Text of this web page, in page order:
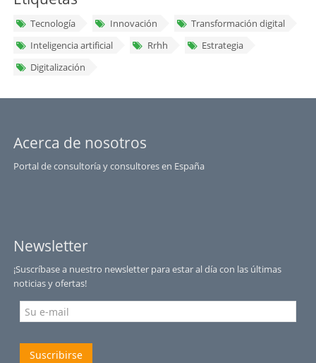
Tecnología Innovación
Transformación digital
Inteligencia artificial
Rrhh
Estrategia
Digitalización
Acerca de nosotros
Portal de consultoría y consultores en España
Newsletter
¡Suscríbase a nuestro newsletter para estar al día con las últimas
noticias y ofertas!
Suscribirse